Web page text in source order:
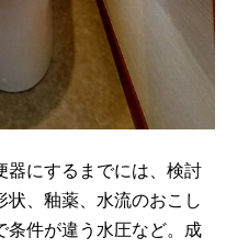
器にするまでには、検討
状、釉薬、水流のおこし
条件が違う水圧など。成